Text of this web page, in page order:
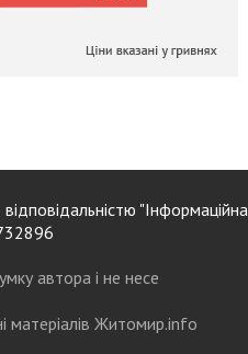
"Інформаційна
автора і не несе
матеріалів Житомир.info